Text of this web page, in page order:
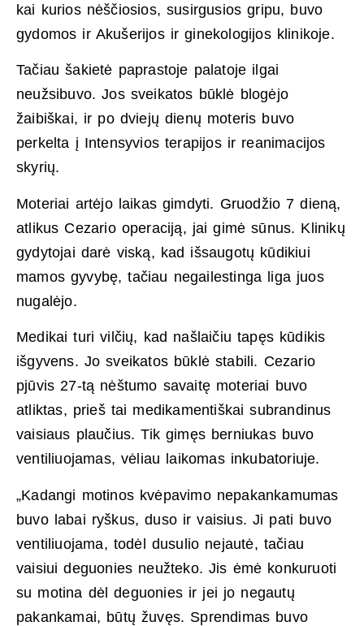
kai kurios nėščiosios, susirgusios gripu, buvo
gydomos ir Akušerijos ir ginekologijos klinikoje.
Tačiau šakietė paprastoje palatoje ilgai
neužsibuvo. Jos sveikatos būklė blogėjo
žaibiškai, ir po dviejų dienų moteris buvo
perkelta į Intensyvios terapijos ir reanimacijos
skyrių.
Moteriai artėjo laikas gimdyti. Gruodžio 7 dieną,
atlikus Cezario operaciją, jai gimė sūnus. Klinikų
gydytojai darė viską, kad išsaugotų kūdikiui
mamos gyvybę, tačiau negailestinga liga juos
nugalėjo.
Medikai turi vilčių, kad našlaičiu tapęs kūdikis
išgyvens. Jo sveikatos būklė stabili. Cezario
pjūvis 27-tą nėštumo savaitę moteriai buvo
atliktas, prieš tai medikamentiškai subrandinus
vaisiaus plaučius. Tik gimęs berniukas buvo
ventiliuojamas, vėliau laikomas inkubatoriuje.
„Kadangi motinos kvėpavimo nepakankamumas
buvo labai ryškus, duso ir vaisius. Ji pati buvo
ventiliuojama, todėl dusulio nejautė, tačiau
vaisiui deguonies neužteko. Jis ėmė konkuruoti
su motina dėl deguonies ir jei jo negautų
pakankamai, būtų žuvęs. Sprendimas buvo